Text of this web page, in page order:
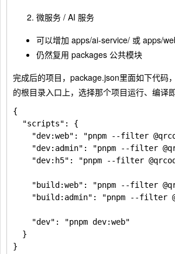
微服务 / AI 服务
可以增加 apps/ai-service/ 或 apps/
仍然复用 packages 公共模块
完成后的项目，package.json里面如下代码
的根目录入口上，选择那个项目运行、编译即
{
  "scripts": {
"dev:web": "pnpm --filter
"dev:admin": "pnpm --filter
"dev:h5": "pnpm --filter
"build:web": "pnpm --filter
"build:admin": "pnpm --filter
    "dev": "pnpm dev:web"
  }